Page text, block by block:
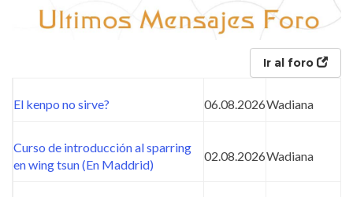
Ir al foro
El kenpo no sirve? 06.08.2026Wadiana
Curso de introducción al sparring
en wing tsun (En Maddrid)
02.08.2026Wadiana